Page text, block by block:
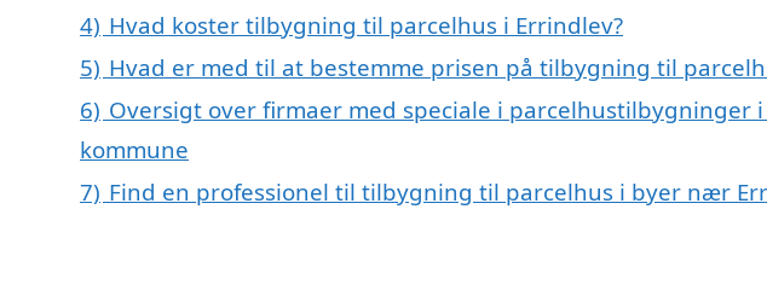
4) Hvad koster tilbygning til parcelhus i Errindlev?
5) Hvad er med til at bestemme prisen på tilbygning til
6) Oversigt over firmaer med speciale i parcelhustilbygninger
kommune
7) Find en professionel til tilbygning til parcelhus i byer nær